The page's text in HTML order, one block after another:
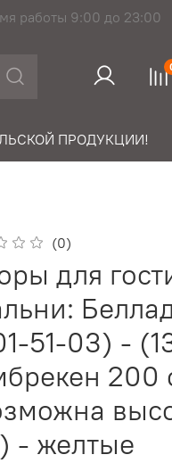
работы 9:00 до 23:00
ПРОДУКЦИИ!
(0)
для
51-03) -
200
- желтые